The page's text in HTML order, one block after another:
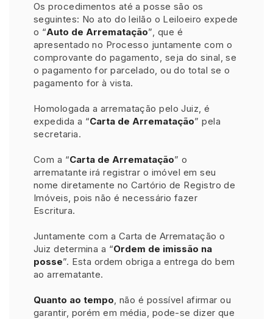
Os procedimentos até a posse são os
seguintes: No ato do leilão o Leiloeiro expede
o “Auto de Arrematação”, que é
apresentado no Processo juntamente com o
comprovante do pagamento, seja do sinal, se
o pagamento for parcelado, ou do total se o
pagamento for à vista.
Homologada a arrematação pelo Juiz, é
expedida a “Carta de Arrematação” pela
secretaria.
Com a “Carta de Arrematação” o
arrematante irá registrar o imóvel em seu
nome diretamente no Cartório de Registro de
Imóveis, pois não é necessário fazer
Escritura.
Juntamente com a Carta de Arrematação o
Juiz determina a “Ordem de imissão na
posse”. Esta ordem obriga a entrega do bem
ao arrematante.
Quanto ao tempo, não é possível afirmar ou
garantir, porém em média, pode-se dizer que